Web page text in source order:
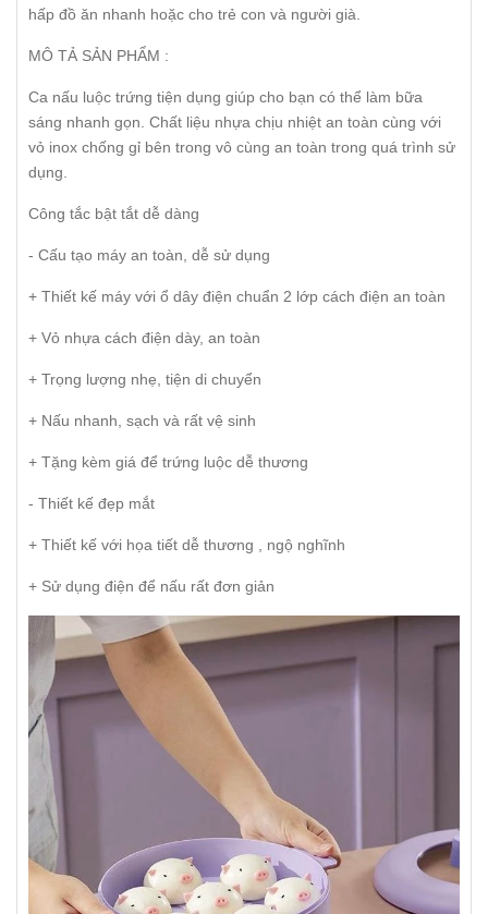
hấp đồ ăn nhanh hoặc cho trẻ con và người già.
MÔ TẢ SẢN PHẨM :
Ca nấu luộc trứng tiện dụng giúp cho bạn có thể làm bữa
sáng nhanh gọn. Chất liệu nhựa chịu nhiệt an toàn cùng với
vỏ inox chống gỉ bên trong vô cùng an toàn trong quá trình sử
dụng.
Công tắc bật tắt dễ dàng
- Cấu tạo máy an toàn, dễ sử dụng
+ Thiết kế máy với ổ dây điện chuẩn 2 lớp cách điện an toàn
+ Vỏ nhựa cách điện dày, an toàn
+ Trọng lượng nhẹ, tiện di chuyển
+ Nấu nhanh, sạch và rất vệ sinh
+ Tặng kèm giá để trứng luộc dễ thương
- Thiết kế đẹp mắt
+ Thiết kế với họa tiết dễ thương , ngộ nghĩnh
+ Sử dụng điện để nấu rất đơn giản